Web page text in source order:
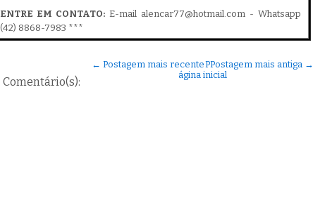
ENTRE EM CONTATO: E-mail alencar77@hotmail.com - Whatsapp
(42) 8868-7983 ***
Comentário(s):
← Postagem mais recente Postagem mais antiga →
P
ágina inicial